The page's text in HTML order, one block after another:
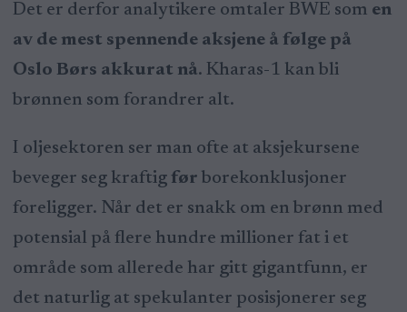
Det er derfor analytikere omtaler BWE som en
av de mest spennende aksjene å følge på
Oslo Børs akkurat nå. Kharas-1 kan bli
brønnen som forandrer alt.
I oljesektoren ser man ofte at aksjekursene
beveger seg kraftig før borekonklusjoner
foreligger. Når det er snakk om en brønn med
potensial på flere hundre millioner fat i et
område som allerede har gitt gigantfunn, er
det naturlig at spekulanter posisjonerer seg